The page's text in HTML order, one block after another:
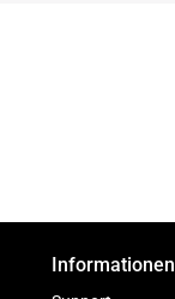
Informationen